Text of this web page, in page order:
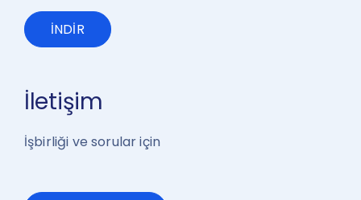
İNDİR
İletişim
İşbirliği ve sorular için